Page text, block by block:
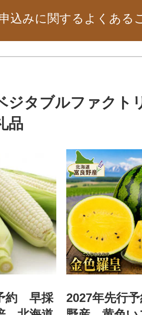
込みに関するよくある
ジタブルファクト
品
約 早採
2027年先行